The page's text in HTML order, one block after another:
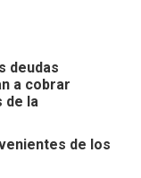
deudas
a cobrar
de la
de los